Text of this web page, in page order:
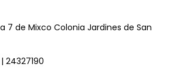
7 de Mixco Colonia Jardines de San
24327190